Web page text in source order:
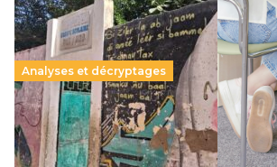
Analyses et décryptages
258 millions d’enfants victimes de
chocs climatiques et des